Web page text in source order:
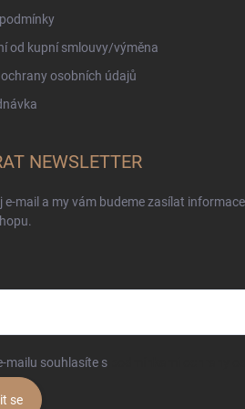
od kupní smlouvy/výměna
osobních údajů
NEWSLETTER
e-mail a my vám budeme zasílat
mailu souhlasíte s
se